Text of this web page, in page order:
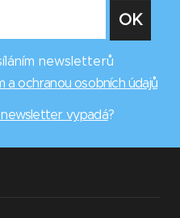
newsletterů
a ochranou osobních údajů
newsletter vypadá?